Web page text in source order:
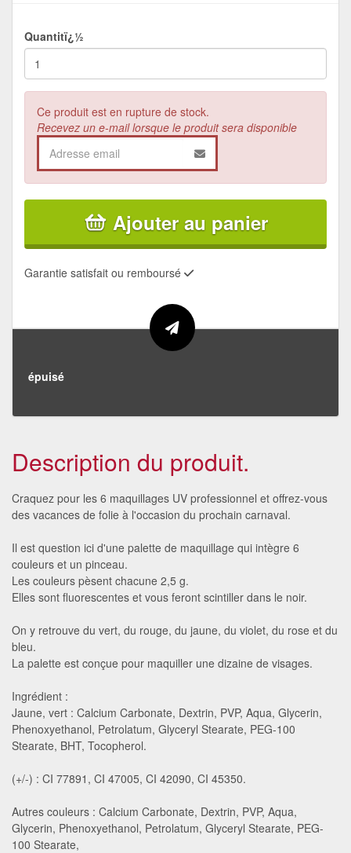
Quantitï¿½
Ce produit est en rupture de stock.
Recevez un e-mail lorsque le produit sera disponible
Ajouter au panier
Garantie satisfait ou remboursé
épuisé
Description du produit.
Craquez pour les 6 maquillages UV professionnel et offrez-vous
des vacances de folie à l'occasion du prochain carnaval.
Il est question ici d'une palette de maquillage qui intègre 6
couleurs et un pinceau.
Les couleurs pèsent chacune 2,5 g.
Elles sont fluorescentes et vous feront scintiller dans le noir.
On y retrouve du vert, du rouge, du jaune, du violet, du rose et du
bleu.
La palette est conçue pour maquiller une dizaine de visages.
Ingrédient :
Jaune, vert : Calcium Carbonate, Dextrin, PVP, Aqua, Glycerin,
Phenoxyethanol, Petrolatum, Glyceryl Stearate, PEG-100
Stearate, BHT, Tocopherol.
(+/-) : CI 77891, CI 47005, CI 42090, CI 45350.
Autres couleurs : Calcium Carbonate, Dextrin, PVP, Aqua,
Glycerin, Phenoxyethanol, Petrolatum, Glyceryl Stearate, PEG-
100 Stearate,